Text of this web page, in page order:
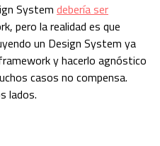
System debería ser
pero la realidad es que
un Design System ya
y hacerlo agnóstico
casos no compensa.
lados.